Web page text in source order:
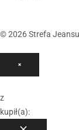
© 2026 Strefa
×
z
kupił(a):